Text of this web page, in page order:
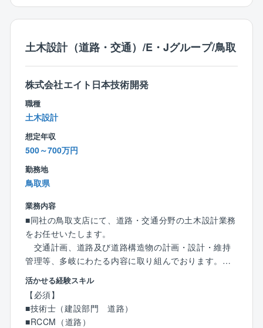
っていただきます。
AIやクラウドなどDXの活用により、作業の効率化を進
【受注元】官公庁案件：9割（うち3割が国、7割が県や
きます。
基本的に1案件を複数名でご担当いただきます。
■無借金経営、自己資本率75％越えの安定した経営基盤
を誇り、既存事業だけではなく、施設運営等の新規事
業にも積極的に挑戦し、安定と成長投資の両軸の経営
を行っております。
が、特に創業から西日本エリア（中四国～九州）では
多くの実績を有している為、安定して案件獲得をして
います。
■技術士の有資格者や経験豊富な社員が多く、技術力を
評価され、リピート顧客が多い事が同社の特徴です。
■在籍する技術士の多さは、企業の技術力の高さの証明
に繋がる為、業務時間内での時間を確保し、先輩社員
が育成に携わっています。会社として資格取得をバッ
クアップする体制が整っています。
土木設計（道路・交通）/E・Jグループ/鳥取
株式会社エイト日本技術開発
職種
土木設計
想定年収
500～700万円
勤務地
鳥取県
業務内容
■同社の鳥取支店にて、道路・交通分野の土木設計業務
をお任せいたします。
交通計画、道路及び道路構造物の計画・設計・維持
管理等、多岐にわたる内容に取り組んでおります。
【具体的には】
〇道路・交通施設等に関する調査・計画・設計、道路
交通計画など
〇上記に付帯する業務全般
活かせる経験スキル
【必須】
■技術士（建設部門 道路）
■RCCM（道路）